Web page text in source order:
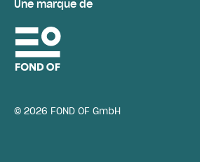
Une marque de
© 2026 FOND OF GmbH